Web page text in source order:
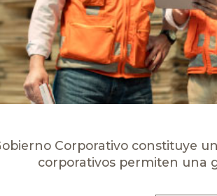
Corporativo constituye
corporativos permiten una